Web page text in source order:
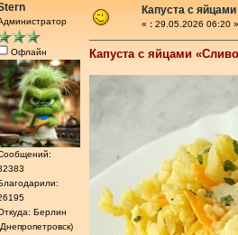
Офлайн
Берлин
Капуста с
« : 29.05.2026 06:20 »
Капуста с яйцами